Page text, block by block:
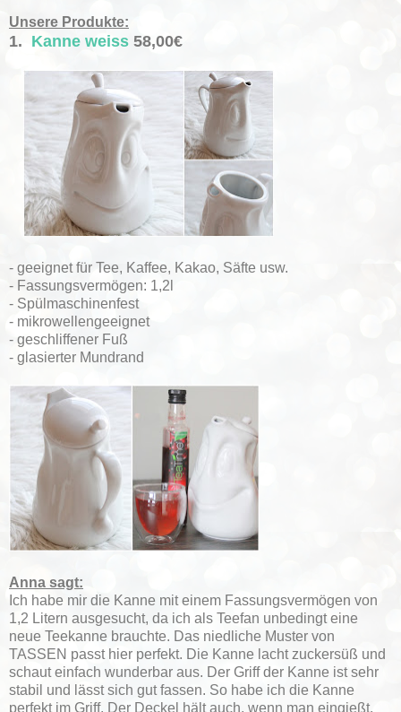
Unsere Produkte:
1. Kanne weiss 58,00€
- geeignet für Tee, Kaffee, Kakao, Säfte usw.
- Fassungsvermögen: 1,2l
- Spülmaschinenfest
- mikrowellengeeignet
- geschliffener Fuß
- glasierter Mundrand
Anna sagt:
Ich habe mir die Kanne mit einem Fassungsvermögen von
1,2 Litern ausgesucht, da ich als Teefan unbedingt eine
neue Teekanne brauchte. Das niedliche Muster von
TASSEN passt hier perfekt. Die Kanne lacht zuckersüß und
schaut einfach wunderbar aus. Der Griff der Kanne ist sehr
stabil und lässt sich gut fassen. So habe ich die Kanne
perfekt im Griff. Der Deckel hält auch, wenn man eingießt,